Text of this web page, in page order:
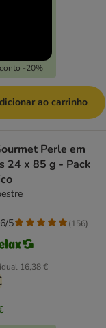
-20%
ao carrinho
Perle em
24 x 85 g - Pack
16,38 €
5 (156)